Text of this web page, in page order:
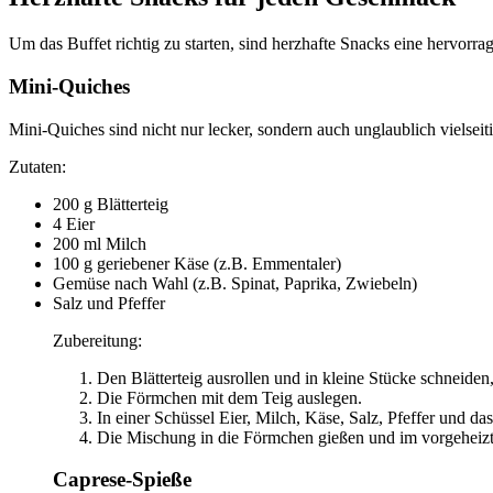
Um das Buffet richtig zu starten, sind herzhafte Snacks eine
Mini-Quiches
Mini-Quiches sind nicht nur lecker, sondern auch unglaublich
Zutaten:
200 g Blätterteig
4 Eier
200 ml Milch
100 g geriebener Käse (z.B. Emmentaler)
Gemüse nach Wahl (z.B. Spinat, Paprika, Zwiebeln)
Salz und Pfeffer
Zubereitung:
Den Blätterteig ausrollen und in kleine Stücke
Die Förmchen mit dem Teig auslegen.
In einer Schüssel Eier, Milch, Käse, Salz, Pfeffer und
Die Mischung in die Förmchen gießen und im
Caprese-Spieße